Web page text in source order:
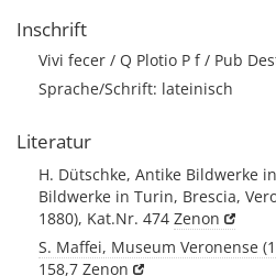
Inschrift
Vivi fecer / Q Plotio P f / Pub
Sprache/Schrift: lateinisch
Literatur
H. Dütschke, Antike Bildwerke
Bildwerke in Turin, Brescia,
1880), Kat.Nr. 474 Zenon
S. Maffei, Museum Veronense
158,7 Zenon